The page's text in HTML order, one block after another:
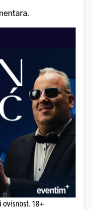
ovisnost. 18+